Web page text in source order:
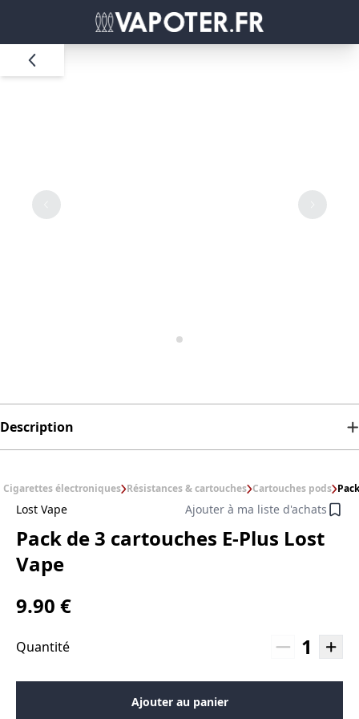
Description
Cigarettes électroniques Résistances & cartouches Cartouches pods
Lost Vape Ajouter à ma liste d'achats
Pack de 3 cartouches E-Plus Lost
Vape
9.90 €
Quantité 1
Ajouter au panier